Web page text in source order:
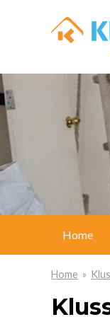
Home
Home »